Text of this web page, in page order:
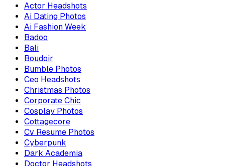
Actor Headshots
Ai Dating Photos
Ai Fashion Week
Badoo
Bali
Boudoir
Bumble Photos
Ceo Headshots
Christmas Photos
Corporate Chic
Cosplay Photos
Cottagecore
Cv Resume Photos
Cyberpunk
Dark Academia
Doctor Headshots